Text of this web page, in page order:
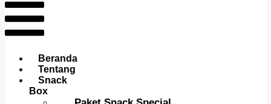
Beranda
Tentang
Snack
Box